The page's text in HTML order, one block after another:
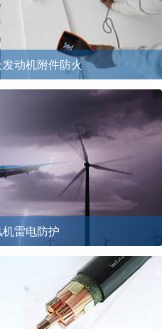
动机附件防火
雷电防护